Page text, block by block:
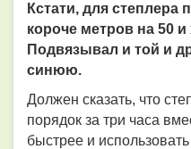
Кстати, для
короче метров на 50
Подвязывал и той и
синюю.
Должен сказать, что
порядок за три часа
быстрее и